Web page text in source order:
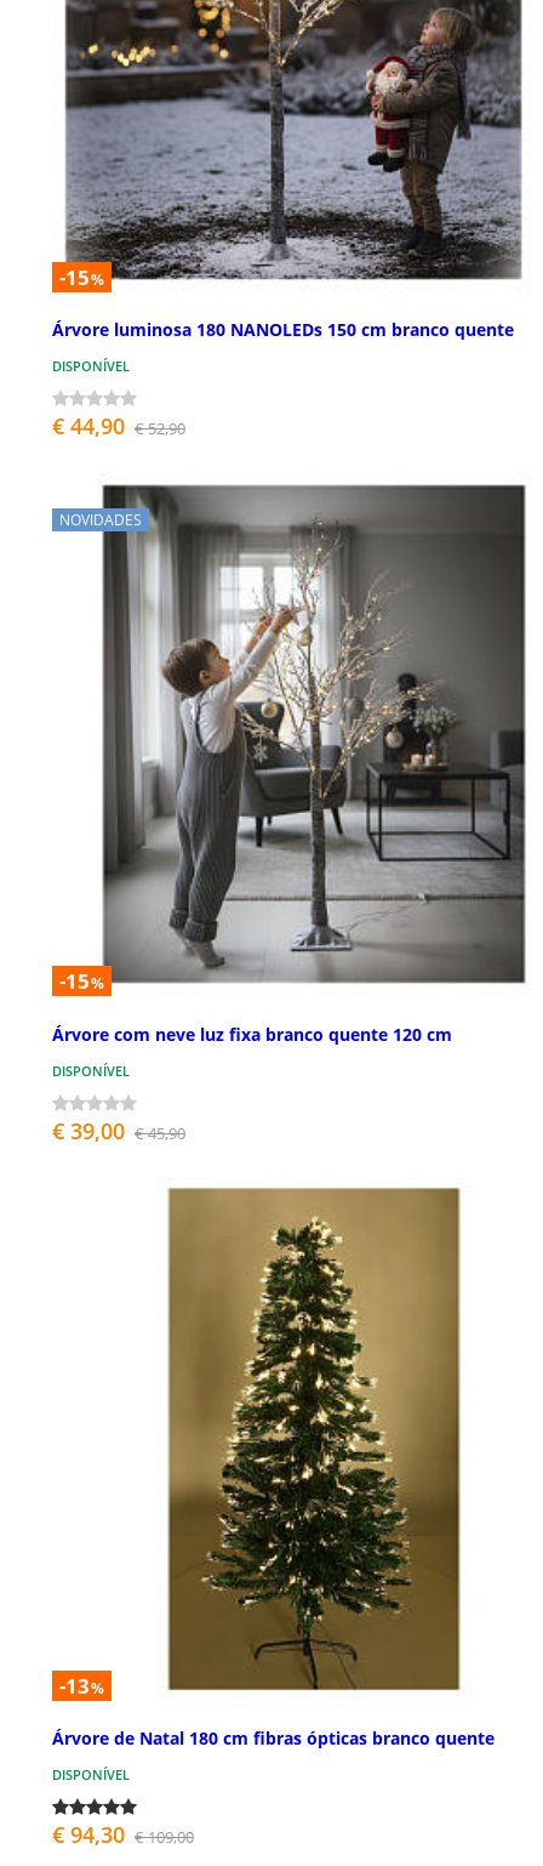
-15%
Árvore luminosa 180 NANOLEDs 150 cm branco quente
DISPONÍVEL
€ 44,90 € 52,90
NOVIDADES
-15%
Árvore com neve luz fixa branco quente 120 cm
DISPONÍVEL
€ 39,00 € 45,90
-13%
Árvore de Natal 180 cm fibras ópticas branco quente
DISPONÍVEL
€ 94,30 € 109,00